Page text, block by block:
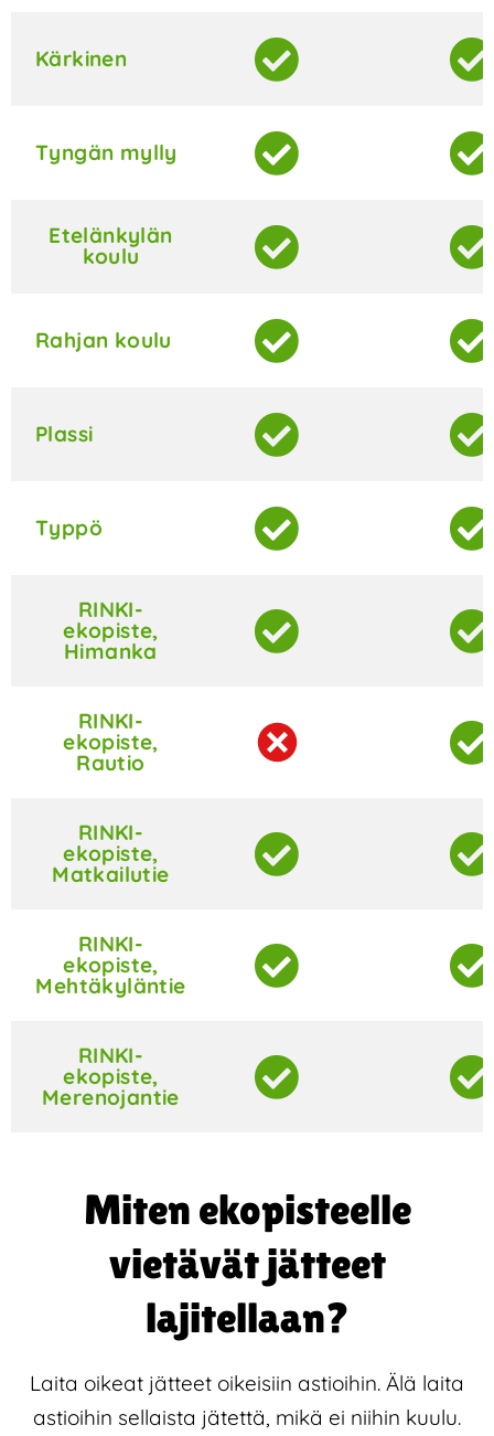
Kärkinen
Tyngän mylly
Etelänkylän
koulu
Rahjan koulu
Plassi
Typpö
RINKI-
ekopiste,
Himanka
RINKI-
ekopiste,
Rautio
RINKI-
ekopiste,
Matkailutie
RINKI-
ekopiste,
Mehtäkyläntie
RINKI-
ekopiste,
Merenojantie
Miten ekopisteelle
vietävät jätteet
lajitellaan?
Laita oikeat jätteet oikeisiin astioihin. Älä laita
astioihin sellaista jätettä, mikä ei niihin kuulu.